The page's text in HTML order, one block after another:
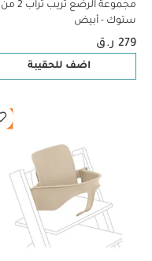
مجموعة الرضع تريب تراب 2 من
ستوك - أبيض
279 ر.ق
اضف للحقيبة